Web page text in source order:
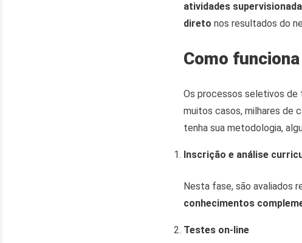
atividades
direto nos resultados do
Como
Os processos seletivos
muitos casos, milhares de
tenha sua metodologia,
Inscrição e análise
Nesta fase, são avaliados
conhecimentos
Testes on-line